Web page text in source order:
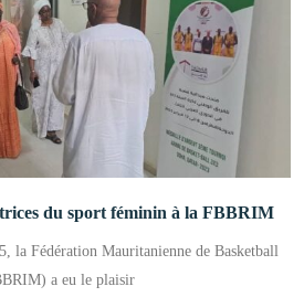
du sport féminin à la FBBRIM
la Fédération Mauritanienne de Basketball
a eu le plaisir